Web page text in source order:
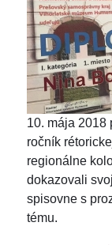
10. mája 2018
ročník
regionálne
dokazovali
spisovne s
tému.